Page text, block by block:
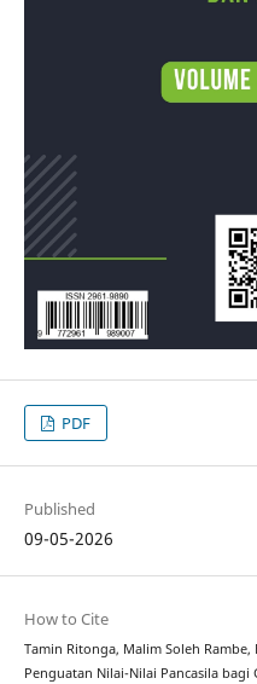
PDF
Published
09-05-2026
How to Cite
Tamin Ritonga, Malim Soleh Rambe,
Penguatan Nilai-Nilai Pancasila bagi